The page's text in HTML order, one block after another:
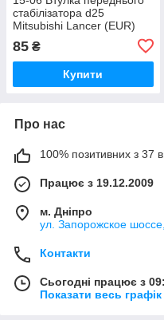
стабілізатора d25
Mitsubishi Lancer (EUR)
(CZ4A) 2007-; MR554095
85 ₴
Купити
Про нас
100% позитивних з 37
Працює з 19.12.2009
м. Дніпро
ул. Запорожское
Контакти
Сьогодні працює з
Показати весь